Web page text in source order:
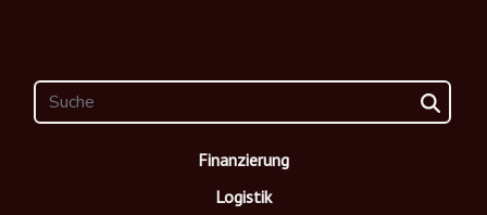
Finanzierung
Logistik